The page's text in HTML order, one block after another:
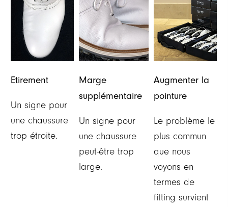
Etirement
Un signe pour
une chaussure
trop étroite.
Marge
supplémentaire
Un signe pour
une chaussure
peut-être trop
large.
Augmenter la
pointure
Le problème le
plus commun
que nous
voyons en
termes de
fitting survient